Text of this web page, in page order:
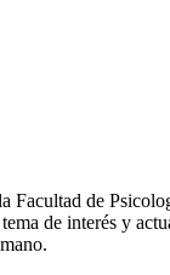
Facultad de
de interés y